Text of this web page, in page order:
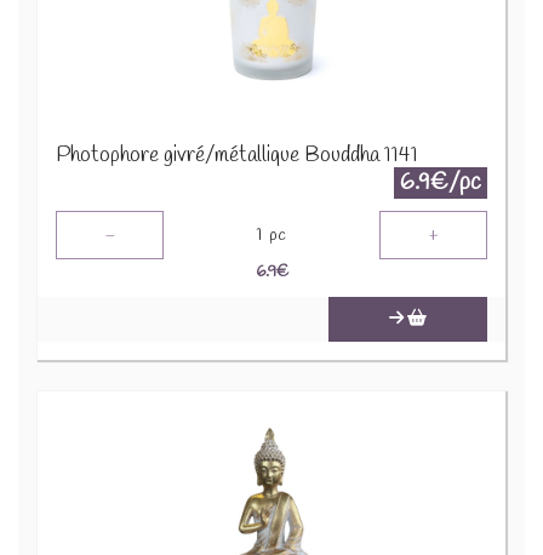
Photophore givré/métallique Bouddha 1141
6.9€/pc
- 1 pc +
6.9€